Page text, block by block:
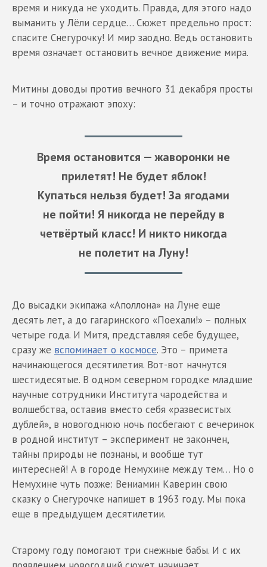
время и никуда не уходить. Правда, для этого надо
выманить у Лёли сердце… Сюжет предельно прост:
спасите Снегурочку! И мир заодно. Ведь остановить
время означает остановить вечное движение мира.
Митины доводы против вечного 31 декабря просты
– и точно отражают эпоху:
Время остановится — жаворонки не
прилетят! Не будет яблок!
Купаться нельзя будет! За ягодами
не пойти! Я никогда не перейду в
четвёртый класс! И никто никогда
не полетит на Луну!
До высадки экипажа «Аполлона» на Луне еще
десять лет, а до гагаринского «Поехали!» – полных
четыре года. И Митя, представляя себе будущее,
сразу же вспоминает о космосе. Это – примета
начинающегося десятилетия. Вот-вот начнутся
шестидесятые. В одном северном городке младшие
научные сотрудники Института чародейства и
волшебства, оставив вместо себя «развесистых
дублей», в новогоднюю ночь посбегают с вечеринок
в родной институт – эксперимент не закончен,
тайны природы не познаны, и вообще тут
интересней! А в городе Немухине между тем… Но о
Немухине чуть позже: Вениамин Каверин свою
сказку о Снегурочке напишет в 1963 году. Мы пока
еще в предыдущем десятилетии.
Старому году помогают три снежные бабы. И с их